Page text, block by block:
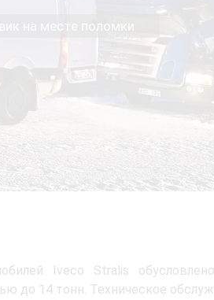
на месте поломки
Iveco Stralis
до 14 тонн. Техническое